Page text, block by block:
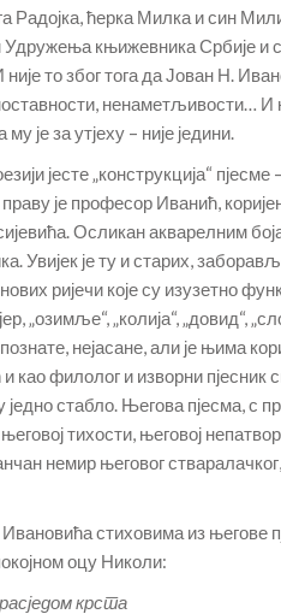
Радојка, ћерка Милка и син
књижевника Србије и
то због тога да Јован Н.
ненаметљивости…
је за утјеху – није једини.
јесте „конструкција“ пјесме
је професор Иванић, коријен
Осликан акварелним
Увијек је ту и старих,
ријечи које су изузетно
„озимље“, „колија“, „довид“,
нејасане, али је њима
као филолог и изворни пјесник
једно стабло. Његова пјесма, с
тихости, његовој
немир његовог
стиховима из његове
оцу Николи:
крста